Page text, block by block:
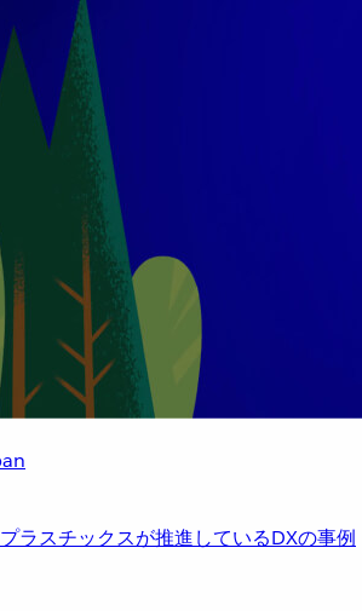
ラスチックスが推進しているDXの事例